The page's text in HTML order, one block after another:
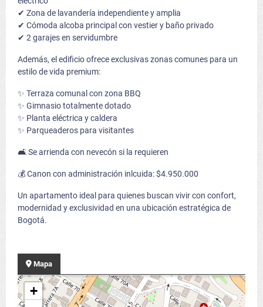
✔ Zona de lavandería independiente y amplia
✔ Cómoda alcoba principal con vestier y baño privado
✔ 2 garajes en servidumbre
Además, el edificio ofrece exclusivas zonas comunes para un
estilo de vida premium:
✨ Terraza comunal con zona BBQ
✨ Gimnasio totalmente dotado
✨ Planta eléctrica y caldera
✨ Parqueaderos para visitantes
🛋 Se arrienda con nevecón si la requieren
💰 Canon con administración inlcuida: $4.950.000
Un apartamento ideal para quienes buscan vivir con confort,
modernidad y exclusividad en una ubicación estratégica de
Bogotá.
Mapa
+